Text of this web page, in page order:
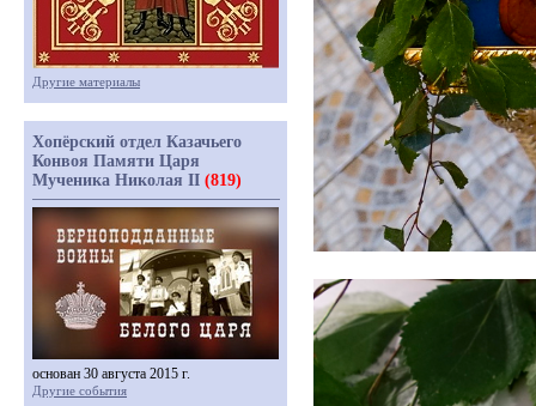
Другие материалы
Хопёрский отдел Казачьего
Конвоя Памяти Царя
Мученика Николая II (819)
основан 30 августа 2015 г.
Другие события